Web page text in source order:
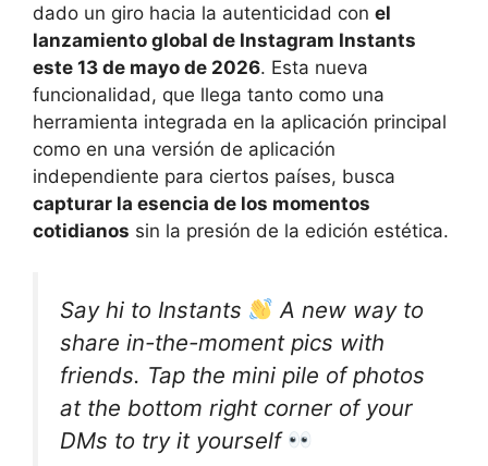
dado un giro hacia la autenticidad con el
lanzamiento global de Instagram Instants
este 13 de mayo de 2026. Esta nueva
funcionalidad, que llega tanto como una
herramienta integrada en la aplicación principal
como en una versión de aplicación
independiente para ciertos países, busca
capturar la esencia de los momentos
cotidianos sin la presión de la edición estética.
Say hi to Instants
A new way to
share in-the-moment pics with
friends. Tap the mini pile of photos
at the bottom right corner of your
DMs to try it yourself